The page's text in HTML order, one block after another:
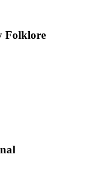
Folklore